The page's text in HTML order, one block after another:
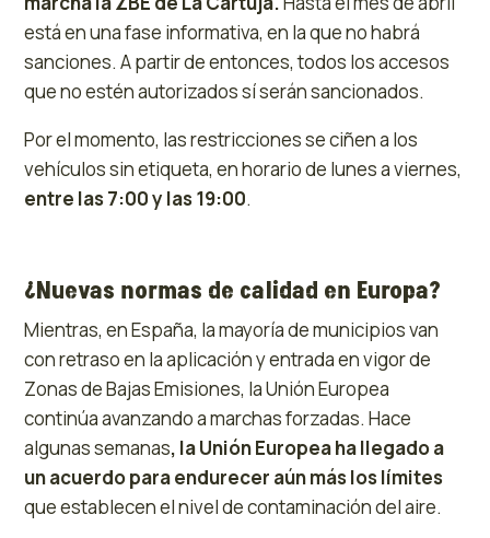
está en una fase informativa, en la que no habrá
sanciones. A partir de entonces, todos los accesos
que no estén autorizados sí serán sancionados.
Por el momento, las restricciones se ciñen a los
vehículos sin etiqueta, en horario de lunes a viernes,
entre las 7:00 y las 19:00.
¿Nuevas normas de calidad en Europa?
Mientras, en España, la mayoría de municipios van
con retraso en la aplicación y entrada en vigor de
Zonas de Bajas Emisiones, la Unión Europea
continúa avanzando a marchas forzadas. Hace
algunas semanas, la Unión Europea ha llegado a
un acuerdo para endurecer aún más los límites
que establecen el nivel de contaminación del aire.